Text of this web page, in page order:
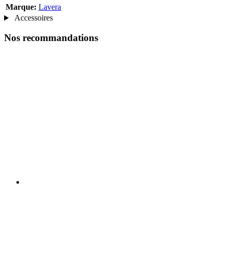
Marque: Lavera
Accessoires
Nos recommandations